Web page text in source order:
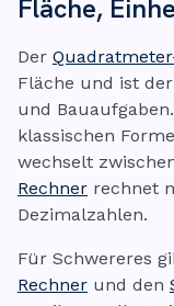
Fläche,
Der
Fläche und ist
und
klassischen
wechselt
Rechner rechnet
Dezimalzahlen.
Für Schwereres
Rechner und den